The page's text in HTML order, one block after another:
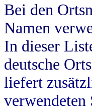
Bei den
Namen
In dieser
deutsche
liefert
verwendeten